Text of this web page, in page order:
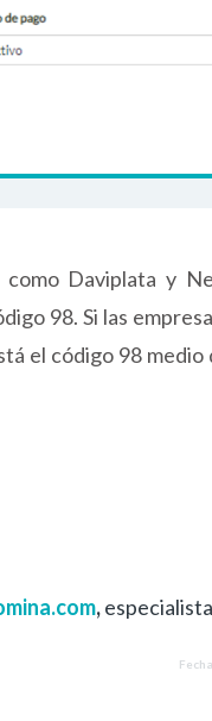
como Daviplata y
98. Si las
el código 98
,